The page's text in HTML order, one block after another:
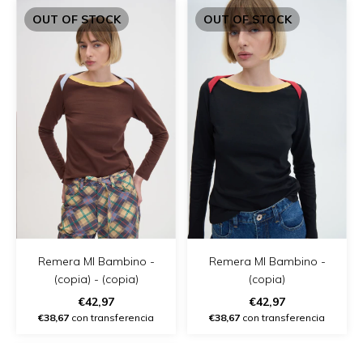
OUT OF STOCK
Remera Ml Bambino -
(copia) - (copia)
€42,97
€38,67 con transferencia
OUT OF STOCK
Remera Ml Bambino -
(copia)
€42,97
€38,67 con transferencia